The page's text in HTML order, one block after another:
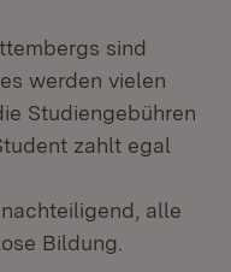
sind
werden vielen
Studiengebühren
zahlt egal
alle
Bildung.